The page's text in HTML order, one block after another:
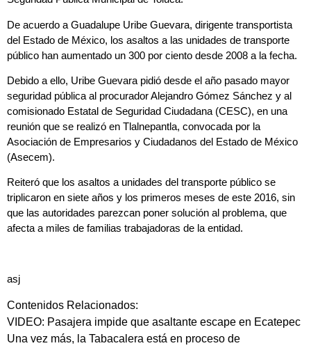
De acuerdo a Guadalupe Uribe Guevara, dirigente transportista
del Estado de México, los asaltos a las unidades de transporte
público han aumentado un 300 por ciento desde 2008 a la fecha.
Debido a ello, Uribe Guevara pidió desde el año pasado mayor
seguridad pública al procurador Alejandro Gómez Sánchez y al
comisionado Estatal de Seguridad Ciudadana (CESC), en una
reunión que se realizó en Tlalnepantla, convocada por la
Asociación de Empresarios y Ciudadanos del Estado de México
(Asecem).
Reiteró que los asaltos a unidades del transporte público se
triplicaron en siete años y los primeros meses de este 2016, sin
que las autoridades parezcan poner solución al problema, que
afecta a miles de familias trabajadoras de la entidad.
asj
Contenidos Relacionados:
VIDEO: Pasajera impide que asaltante escape en Ecatepec
Una vez más, la Tabacalera está en proceso de